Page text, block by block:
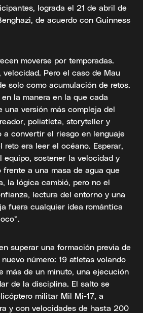
lograda el 21 de abril de
de acuerdo con Guinness
moverse por temporadas.
velocidad. Pero el caso de Mau
solo como acumulación de retos.
la manera en la que cada
una versión más compleja del
poliatleta, storyteller y
a convertir el riesgo en lenguaje
reto era leer el océano. Esperar,
equipo, sostener la velocidad y
frente a una masa de agua que
la lógica cambió, pero no el
lectura del entorno y una
fuera cualquier idea romántica
superar una formación previa de
número: 19 atletas volando
más de un minuto, una ejecución
de la disciplina. El salto se
militar Mil Mi-17, a
y con velocidades de hasta 200